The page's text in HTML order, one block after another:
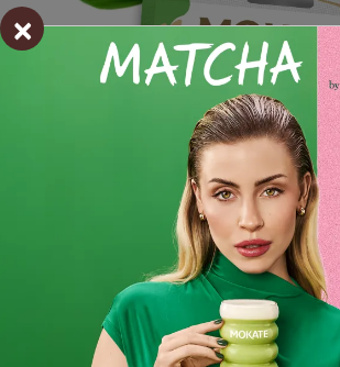
Składniki i wartości odżywcze
Opinie o produkcie
BĄDŹ PIERWSZYM KTÓRY
×